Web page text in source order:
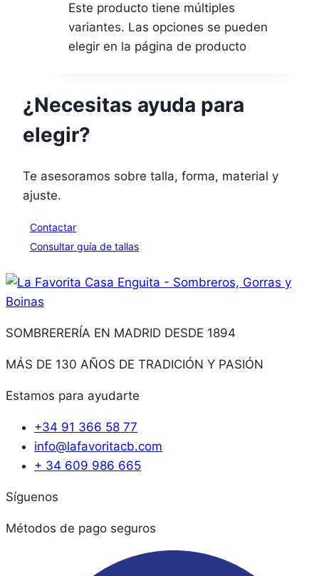
Este producto tiene múltiples
variantes. Las opciones se pueden
elegir en la página de producto
¿Necesitas ayuda para
elegir?
Te asesoramos sobre talla, forma, material y
ajuste.
Contactar
Consultar guía de tallas
SOMBRERERÍA EN MADRID DESDE 1894
MÁS DE 130 AÑOS DE TRADICIÓN Y PASIÓN
Estamos para ayudarte
+34 91 366 58 77
info@lafavoritacb.com
+ 34 609 986 665
Síguenos
Métodos de pago seguros